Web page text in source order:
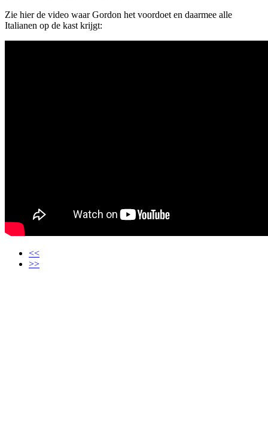
Zie hier de video waar Gordon het voordoet en daarmee alle
Italianen op de kast krijgt:
<<
>>